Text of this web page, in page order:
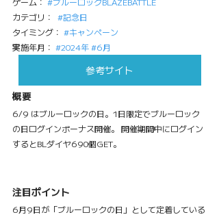
カテゴリ： #記念日
タイミング： #キャンペーン
実施年月： #2024年#6月
参考サイト
概要
6/9 はブルーロックの日。1日限定でブルーロック
の日ログインボーナス開催。 開催期間中にログイン
するとBLダイヤ690個GET。
注目ポイント
6月9日が「ブルーロックの日」として定着している